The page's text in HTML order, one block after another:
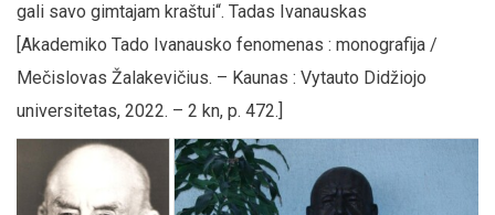
gali savo gimtajam kraštui“. Tadas Ivanauskas
[Akademiko Tado Ivanausko fenomenas : monografija /
Mečislovas Žalakevičius. – Kaunas : Vytauto Didžiojo
universitetas, 2022. – 2 kn, p. 472.]